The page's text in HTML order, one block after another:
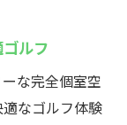
ス環境
間を満喫
理由とは
ルフ
な完全個室空
なゴルフ体験